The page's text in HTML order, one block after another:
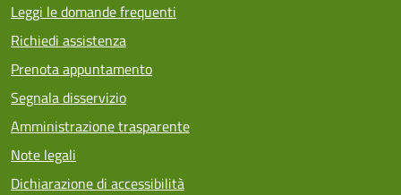
Leggi le domande frequenti
Richiedi assistenza
Prenota appuntamento
Segnala disservizio
Amministrazione trasparente
Note legali
Dichiarazione di accessibilità